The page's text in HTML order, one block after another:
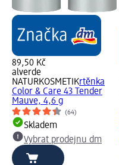
89,50 Kč
alverde
NATURKOSMETIKrtěnka
Color & Care 43 Tender
Mauve, 4,6 g
(64)
Skladem
Vybrat prodejnu dm